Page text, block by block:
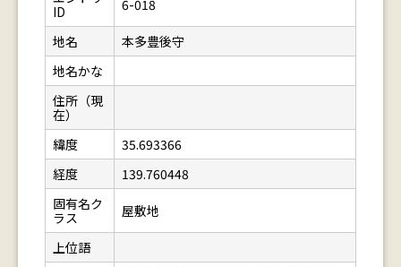
ID
6-018
地名
本多豊後守
地名かな
住所（現
在）
緯度
35.693366
経度
139.760448
固有名ク
ラス
屋敷地
上位語